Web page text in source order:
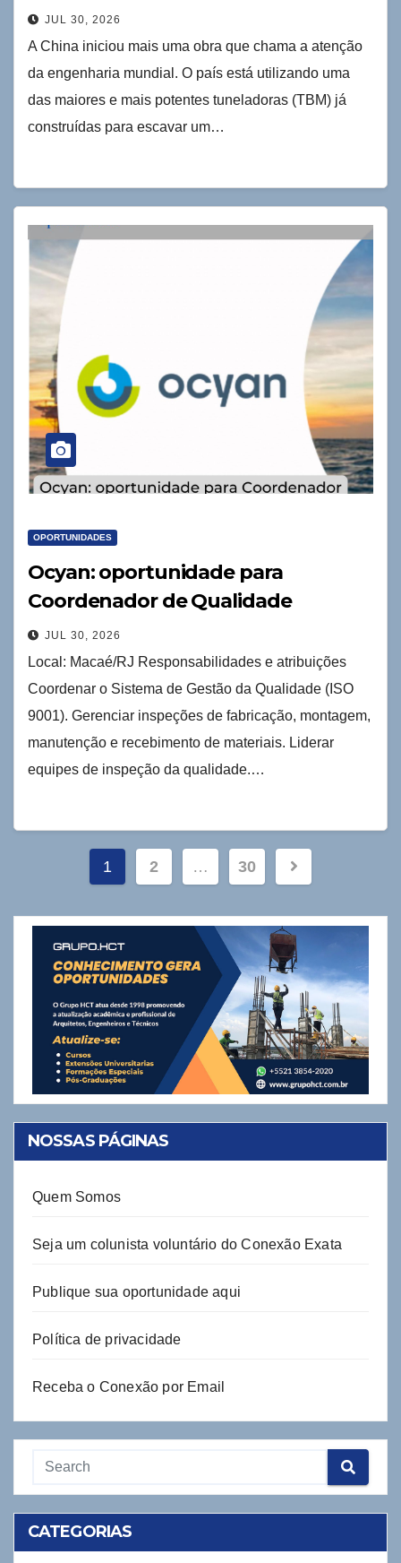
na China
JUL 30, 2026
A China iniciou mais uma obra que chama a atenção
da engenharia mundial. O país está utilizando uma
das maiores e mais potentes tuneladoras (TBM) já
construídas para escavar um…
OPORTUNIDADES
Ocyan: oportunidade para
Coordenador de Qualidade
JUL 30, 2026
Local: Macaé/RJ Responsabilidades e atribuições
Coordenar o Sistema de Gestão da Qualidade (ISO
9001). Gerenciar inspeções de fabricação, montagem,
manutenção e recebimento de materiais. Liderar
equipes de inspeção da qualidade.…
Navegação
posts
1 2 … 30
NOSSAS PÁGINAS
Quem Somos
Seja um colunista voluntário do Conexão Exata
Publique sua oportunidade aqui
Política de privacidade
Receba o Conexão por Email
CATEGORIAS